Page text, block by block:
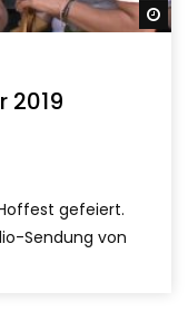
2019
gefeiert.
Sendung von